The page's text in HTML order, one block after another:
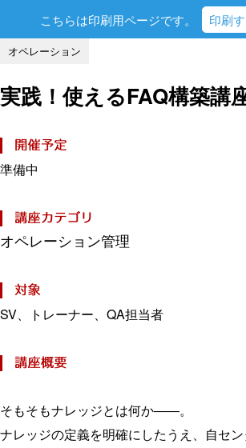
こちらは印刷用ページです。 印刷
オペレーション
実践！使えるFAQ構築講
準備中
オペレーション管理
SV、トレーナー、QA担当者
そもそもナレッジとは何か――。
ナレッジの定義を明確にしたうえ、自セ